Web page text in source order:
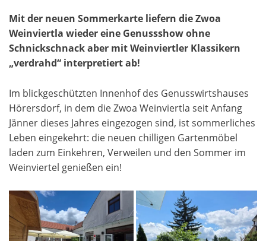
Mit der neuen Sommerkarte liefern die Zwoa
Weinviertla wieder eine Genussshow ohne
Schnickschnack aber mit Weinviertler Klassikern
„verdrahd“ interpretiert ab!
Im blickgeschützten Innenhof des Genusswirtshauses
Hörersdorf, in dem die Zwoa Weinviertla seit Anfang
Jänner dieses Jahres eingezogen sind, ist sommerliches
Leben eingekehrt: die neuen chilligen Gartenmöbel
laden zum Einkehren, Verweilen und den Sommer im
Weinviertel genießen ein!